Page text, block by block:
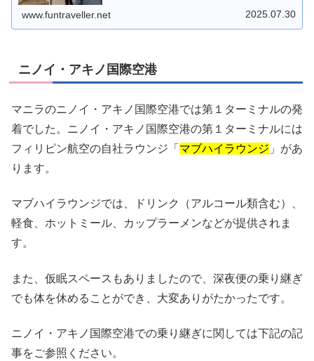
www.funtraveller.net 2025.07.30
ニノイ・アキノ国際空港
マニラのニノイ・アキノ国際空港では第１ターミナルの発
着でした。ニノイ・アキノ国際空港の第１ターミナルには
フィリピン航空の自社ラウンジ「 マブハイラウンジ 」があ
ります。
マブハイラウンジでは、ドリンク（アルコール類含む）、
軽食、ホットミール、カップラーメンなどが提供されま
す。
また、仮眠スペースもありましたので、深夜便の乗り継ぎ
でも体を休めることができ、大変ありがたかったです。
ニノイ・アキノ国際空港での乗り継ぎに関しては下記の記
事をご参照ください。